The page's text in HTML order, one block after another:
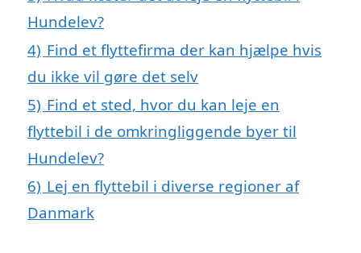
Hundelev?
4) Find et flyttefirma der kan hjælpe hvis
du ikke vil gøre det selv
5) Find et sted, hvor du kan leje en
flyttebil i de omkringliggende byer til
Hundelev?
6) Lej en flyttebil i diverse regioner af
Danmark